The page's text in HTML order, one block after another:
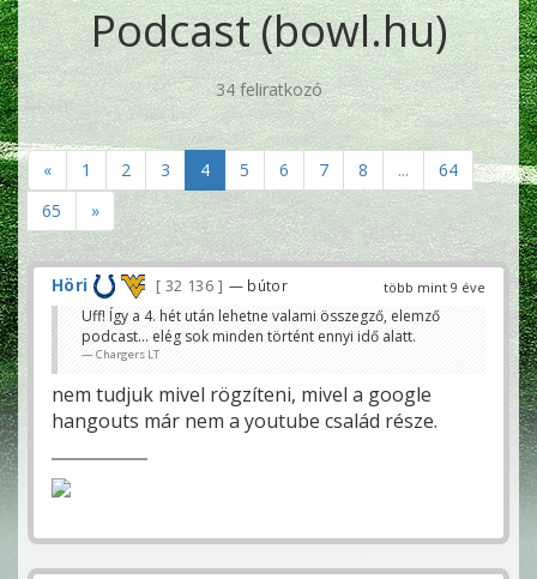
Podcast (bowl.hu)
34 feliratkozó
« 1 2 3 4 5 6 7 8 ...
64
65
»
több mint 9 éve
Höri 32 136 — bútor
Uff! Így a 4. hét után lehetne valami összegző, elemző
podcast... elég sok minden történt ennyi idő alatt.
Chargers LT
nem tudjuk mivel rögzíteni, mivel a google
hangouts már nem a youtube család része.